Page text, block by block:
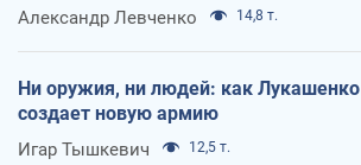
Александр Левченко 14,8 т.
Ни оружия, ни людей: как Лукашенко
создает новую армию
Игар Тышкевич 12,5 т.